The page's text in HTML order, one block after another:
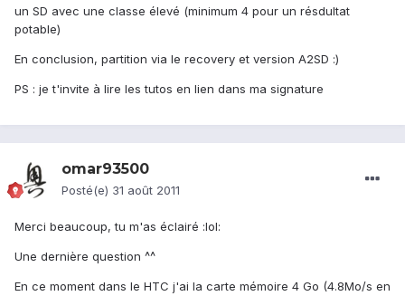
un SD avec une classe élevé (minimum 4 pour un résdultat
potable)
En conclusion, partition via le recovery et version A2SD :)
PS : je t'invite à lire les tutos en lien dans ma signature
omar93500
Posté(e) 31 août 2011
Merci beaucoup, tu m'as éclairé :lol:
Une dernière question ^^
En ce moment dans le HTC j'ai la carte mémoire 4 Go (4.8Mo/s en